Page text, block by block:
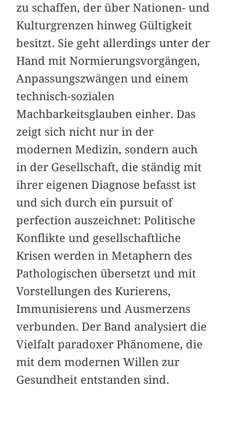
zu schaffen, der über Nationen- und
Kulturgrenzen hinweg Gültigkeit
besitzt. Sie geht allerdings unter der
Hand mit Normierungsvorgängen,
Anpassungszwängen und einem
technisch-sozialen
Machbarkeitsglauben einher. Das
zeigt sich nicht nur in der
modernen Medizin, sondern auch
in der Gesellschaft, die ständig mit
ihrer eigenen Diagnose befasst ist
und sich durch ein pursuit of
perfection auszeichnet: Politische
Konflikte und gesellschaftliche
Krisen werden in Metaphern des
Pathologischen übersetzt und mit
Vorstellungen des Kurierens,
Immunisierens und Ausmerzens
verbunden. Der Band analysiert die
Vielfalt paradoxer Phänomene, die
mit dem modernen Willen zur
Gesundheit entstanden sind.